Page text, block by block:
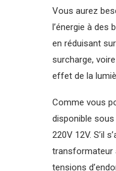
Vous aurez
l’énergie à des
en réduisant
surcharge,
effet de la
Comme vous
disponible
220V 12V. S’il
transformateur
tensions